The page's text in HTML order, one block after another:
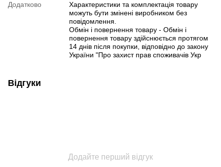
Додатково
Характеристики та комплектація товару
можуть бути змінені виробником без
повідомлення.
Обмін і повернення товару - Обмін і
повернення товару здійснюється протягом
14 днів після покупки, відповідно до закону
України "Про захист прав споживачів Укр
Відгуки
Додайте перший відгук